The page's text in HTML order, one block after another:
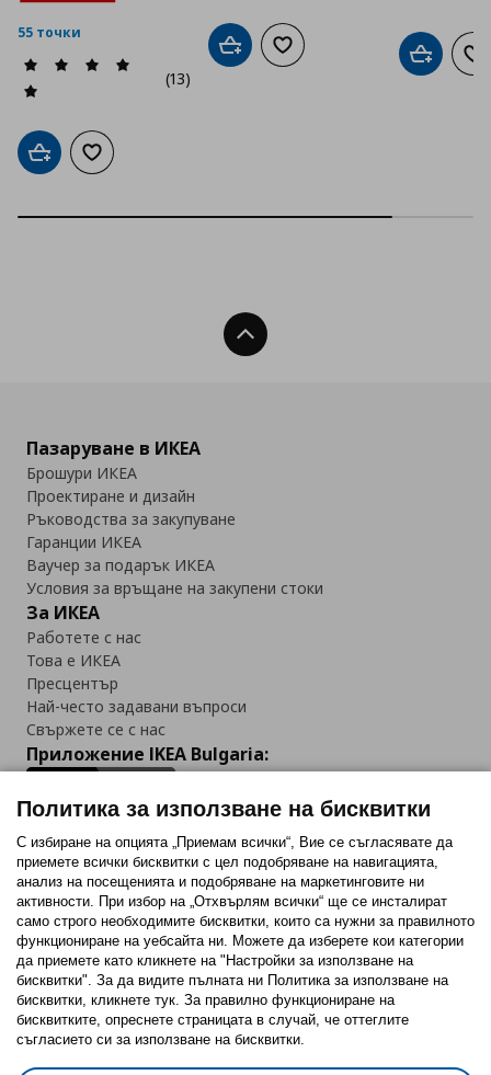
55 точки
(13)
Добави в кошницата
Добави към списъка с любими
Добави в кошницата
Добави към списъка с
Добави
Нагоре
Пазаруване в ИКЕА
Брошури ИКЕА
Проектиране и дизайн
Ръководства за закупуване
Гаранции ИКЕА
Ваучер за подарък ИКЕА
Условия за връщане на закупени стоки
За ИКЕА
Работете с нас
Това е ИКЕА
Пресцентър
Най-често задавани въпроси
Свържете се с нас
Приложение IKEA Bulgaria:
Последвайте ни:
FacebookTwitterYoutubePinterestInstagram
Политика за използване на бисквитки (Cookies)
Избор на настройки за използване на бисквитки
Политика за използване на бисквитки
С избиране на опцията „Приемам всички“, Вие се съгласявате да
приемете всички бисквитки с цел подобряване на навигацията,
анализ на посещенията и подобряване на маркетинговите ни
активности. При избор на „Отхвърлям всички“ ще се инсталират
само строго необходимитe бисквитки, които са нужни за правилното
функциониране на уебсайта ни. Можете да изберете кои категории
да приемете като кликнете на "Настройки за използване на
бисквитки". За да видите пълната ни Политика за използване на
бисквитки, кликнете тук. За правилно функциониране на
бисквитките, опреснете страницата в случай, че оттеглите
съгласието си за използване на бисквитки.